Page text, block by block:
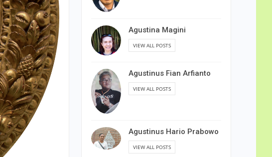
Agustina Magini
VIEW ALL POSTS
Agustinus Fian Arfianto
VIEW ALL POSTS
Agustinus Hario Prabowo
VIEW ALL POSTS